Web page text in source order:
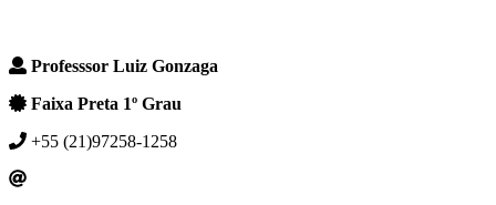
Professsor Luiz Gonzaga
Faixa Preta 1º Grau
+55 (21)97258-1258